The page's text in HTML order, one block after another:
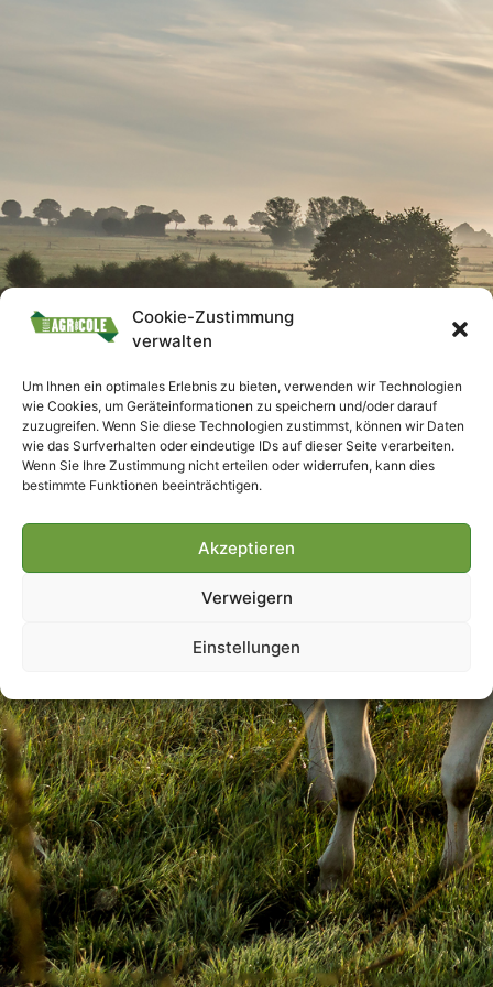
Cookie-Zustimmung
verwalten
Um Ihnen ein optimales Erlebnis zu bieten, verwenden wir Technologien
wie Cookies, um Geräteinformationen zu speichern und/oder darauf
zuzugreifen. Wenn Sie diese Technologien zustimmst, können wir Daten
wie das Surfverhalten oder eindeutige IDs auf dieser Seite verarbeiten.
Wenn Sie Ihre Zustimmung nicht erteilen oder widerrufen, kann dies
bestimmte Funktionen beeinträchtigen.
Akzeptieren
Verweigern
Einstellungen
Villmools Merci! Bis nächst
Joer!